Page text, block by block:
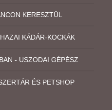
KERESZTÜL
KÁDÁR-KOCKÁK
- USZODAI GÉPÉSZ
ÉS PETSHOP